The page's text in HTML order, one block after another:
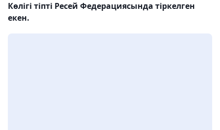
Көлігі тіпті Ресей Федерациясында тіркелген
екен.